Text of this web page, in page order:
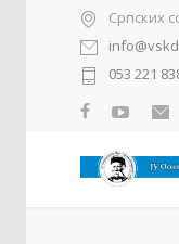
Српских
053 221